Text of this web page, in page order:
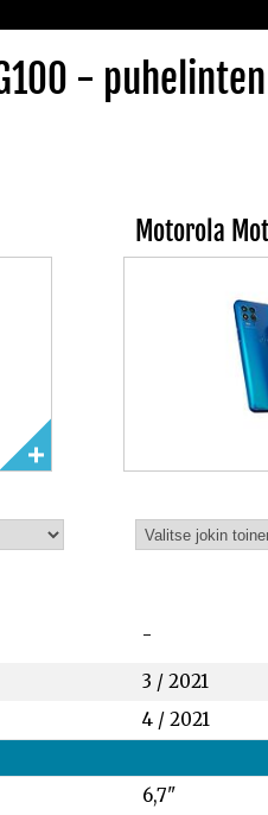
-
Motorola
-
3 / 2021
4 / 2021
6,7"